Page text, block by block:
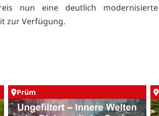
nun eine deutlich modernisierte
zur Verfügung.
Prüm